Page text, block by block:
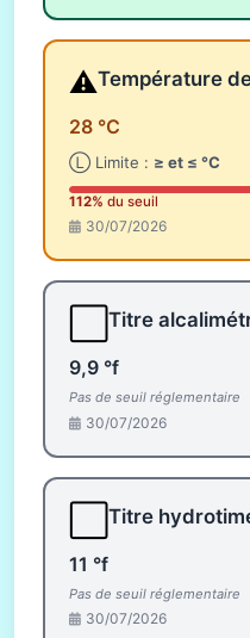
⚠️Température
28 °C
Ⓛ Limite : ≥ et ≤ °C
112% du seuil
30/07/2026
Titre
9,9 °f
Pas de seuil réglementaire
30/07/2026
Titre
11 °f
Pas de seuil réglementaire
30/07/2026